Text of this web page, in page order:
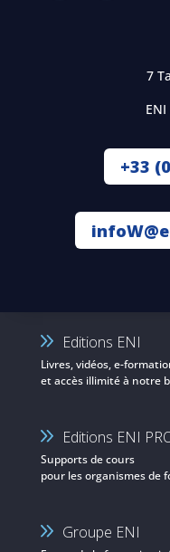
7
+33
Editions ENI
Livres, vidéos, e-
et accès illimité à notre
Editions ENI
Supports de cours
pour les organismes de
Groupe ENI